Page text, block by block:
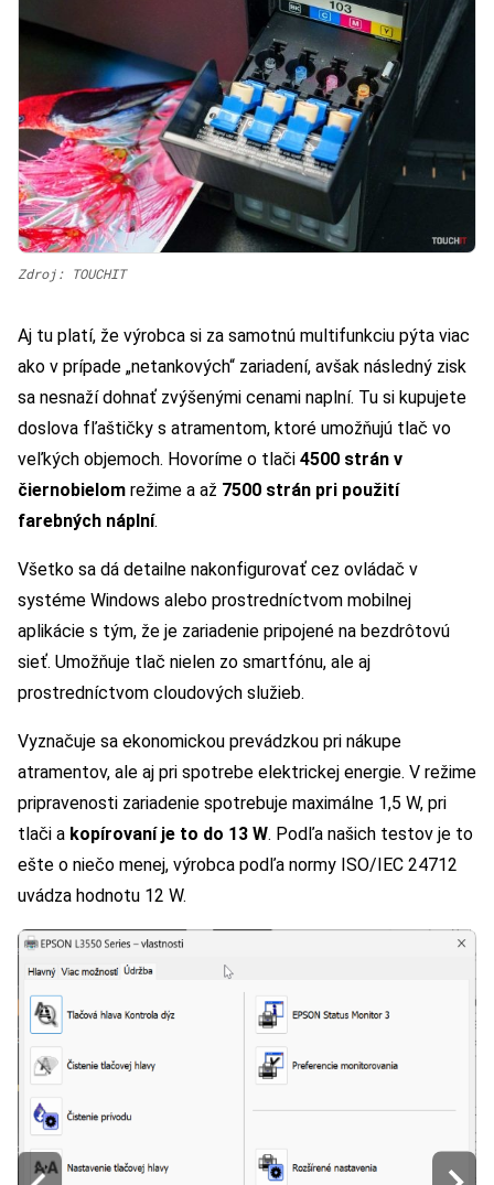
Zdroj: TOUCHIT
Aj tu platí, že výrobca si za samotnú multifunkciu pýta viac
ako v prípade „netankových“ zariadení, avšak následný zisk
sa nesnaží dohnať zvýšenými cenami naplní. Tu si kupujete
doslova fľaštičky s atramentom, ktoré umožňujú tlač vo
veľkých objemoch. Hovoríme o tlači 4500 strán v
čiernobielom režime a až 7500 strán pri použití
farebných náplní.
Všetko sa dá detailne nakonfigurovať cez ovládač v
systéme Windows alebo prostredníctvom mobilnej
aplikácie s tým, že je zariadenie pripojené na bezdrôtovú
sieť. Umožňuje tlač nielen zo smartfónu, ale aj
prostredníctvom cloudových služieb.
Vyznačuje sa ekonomickou prevádzkou pri nákupe
atramentov, ale aj pri spotrebe elektrickej energie. V režime
pripravenosti zariadenie spotrebuje maximálne 1,5 W, pri
tlači a kopírovaní je to do 13 W. Podľa našich testov je to
ešte o niečo menej, výrobca podľa normy ISO/IEC 24712
uvádza hodnotu 12 W.